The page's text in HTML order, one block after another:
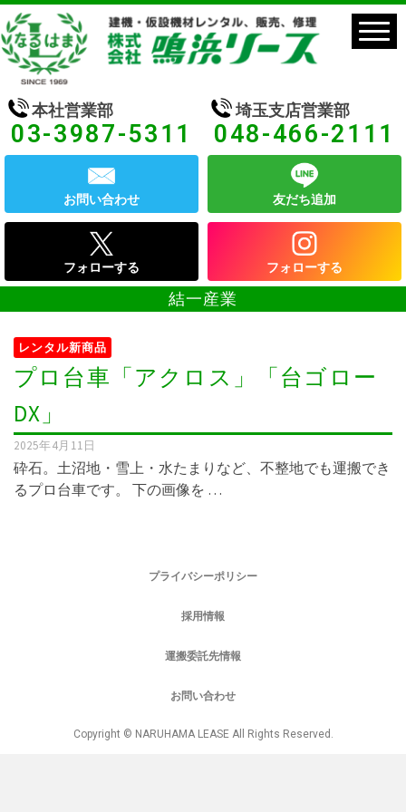
本社営業部
03-3987-5311
埼玉支店営業部
048-466-2111
お問い合わせ 友だち追加
フォローする フォローする
結一産業
レンタル新商品
プロ台車「アクロス」「台ゴロー
DX」
2025年4月11日
砕石。土沼地・雪上・水たまりなど、不整地でも運搬でき
るプロ台車です。 下の画像を …
プライバシーポリシー
採用情報
運搬委託先情報
お問い合わせ
Copyright © NARUHAMA LEASE All Rights Reserved.